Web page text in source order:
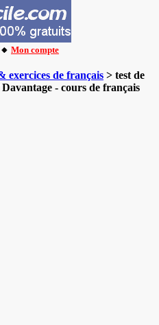
Mon compte
exercices de français > test de
- cours de français